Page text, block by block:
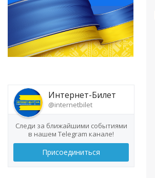
Интернет-Билет
@internetbilet
Следи за ближайшими событиями
в нашем Telegram канале!
Присоединиться